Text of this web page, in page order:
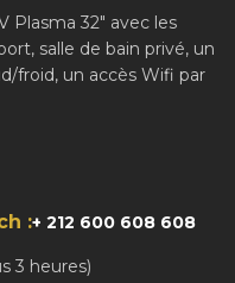
Plasma 32" avec les
salle de bain privé, un
froid, un accès Wifi par
:+ 212 600 608 608
3 heures)